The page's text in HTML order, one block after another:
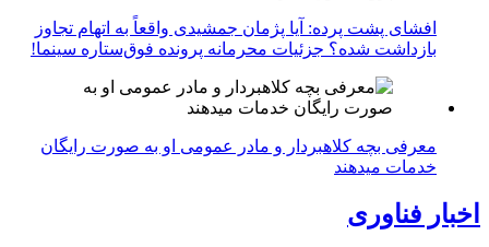
افشای پشت پرده: آیا پژمان جمشیدی واقعاً به اتهام تجاوز
بازداشت شده؟ جزئیات محرمانه پرونده فوق‌ستاره سینما!
معرفی بچه کلاهبردار و مادر عمومی او به صورت رایگان
خدمات میدهند
اخبار فناوری